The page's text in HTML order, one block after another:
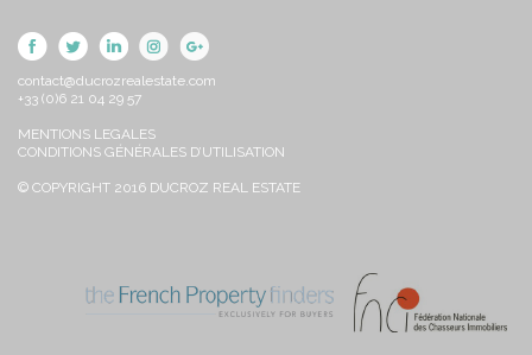
contact@ducrozrealestate.com
+33 (0)6 21 04 29 57
MENTIONS LEGALES
CONDITIONS GÉNÉRALES D’UTILISATION
© COPYRIGHT 2016 DUCROZ REAL ESTATE